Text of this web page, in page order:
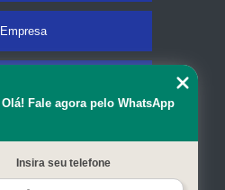
Empresa
Contato
Olá! Fale agora pelo WhatsApp
Insira seu telefone